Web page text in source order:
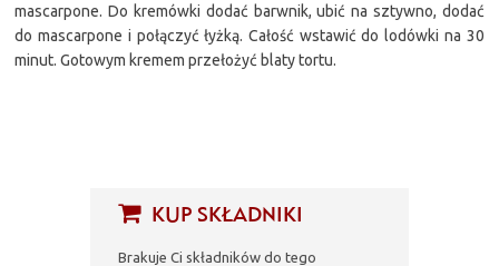
KUP SKŁADNIKI
Brakuje Ci składników do tego
mascarpone. Do kremówki dodać barwnik, ubić na sztywno, dodać
do mascarpone i połączyć łyżką. Całość wstawić do lodówki na 30
minut. Gotowym kremem przełożyć blaty tortu.